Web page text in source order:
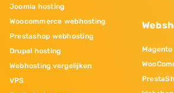
Joomla hosting
Woocommerce webhosting
Prestashop webhosting
Drupal hosting
Webhosting vergelijken
VPS